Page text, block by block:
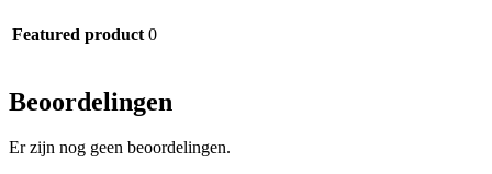
Featured product 0
Beoordelingen
Er zijn nog geen beoordelingen.